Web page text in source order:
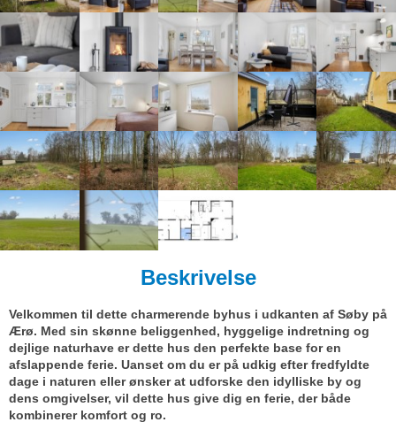
Beskrivelse
Velkommen til dette charmerende byhus i udkanten af Søby på
Ærø. Med sin skønne beliggenhed, hyggelige indretning og
dejlige naturhave er dette hus den perfekte base for en
afslappende ferie. Uanset om du er på udkig efter fredfyldte
dage i naturen eller ønsker at udforske den idylliske by og
dens omgivelser, vil dette hus give dig en ferie, der både
kombinerer komfort og ro.